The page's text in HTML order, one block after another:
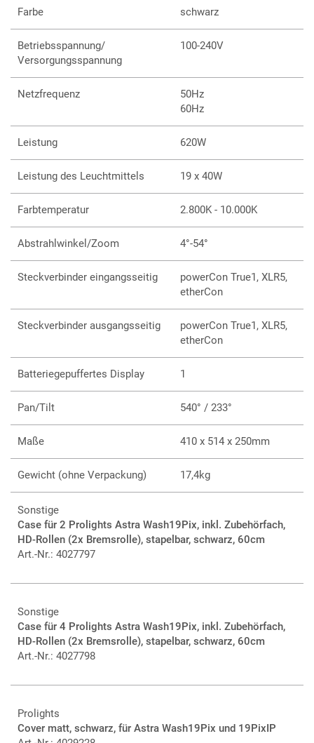
Farbe schwarz
Betriebsspannung/
Versorgungsspannung
100-240V
Netzfrequenz
50Hz
60Hz
Leistung 620W
Leistung des Leuchtmittels 19 x 40W
Farbtemperatur 2.800K - 10.000K
Abstrahlwinkel/Zoom 4°-54°
Steckverbinder eingangsseitig
powerCon True1, XLR5,
etherCon
Steckverbinder ausgangsseitig
powerCon True1, XLR5,
etherCon
Batteriegepuffertes Display 1
Pan/Tilt 540° / 233°
Maße 410 x 514 x 250mm
Gewicht (ohne Verpackung) 17,4kg
Sonstige
Case für 2 Prolights Astra Wash19Pix, inkl. Zubehörfach,
HD-Rollen (2x Bremsrolle), stapelbar, schwarz, 60cm
Art.-Nr.: 4027797
Sonstige
Case für 4 Prolights Astra Wash19Pix, inkl. Zubehörfach,
HD-Rollen (2x Bremsrolle), stapelbar, schwarz, 60cm
Art.-Nr.: 4027798
Prolights
Cover matt, schwarz, für Astra Wash19Pix und 19PixIP